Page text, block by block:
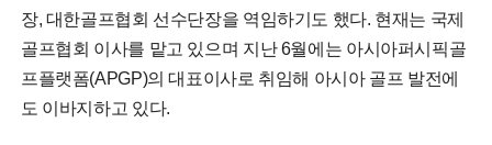
장, 대한골프협회 선수단장을 역임하기도 했다. 현재는 국제
골프협회 이사를 맡고 있으며 지난 6월에는 아시아퍼시픽골
프플랫폼(APGP)의 대표이사로 취임해 아시아 골프 발전에
도 이바지하고 있다.